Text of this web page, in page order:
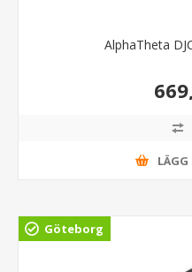
AlphaTheta
LÄGG
Göteborg